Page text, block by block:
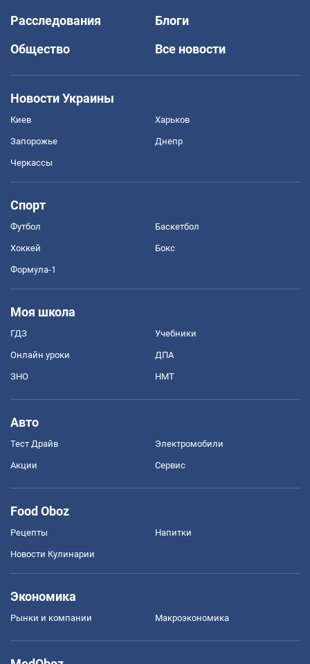
Расследования
Блоги
Общество
Все новости
Новости Украины
Киев Харьков
Запорожье Днепр
Черкассы
Спорт
Футбол Баскетбол
Хоккей Бокс
Формула-1
Моя школа
ГДЗ Учебники
Онлайн уроки ДПА
ЗНО НМТ
Авто
Тест Драйв Электромобили
Акции Сервис
Food Oboz
Рецепты Напитки
Новости Кулинарии
Экономика
Рынки и компании Mакроэкономика